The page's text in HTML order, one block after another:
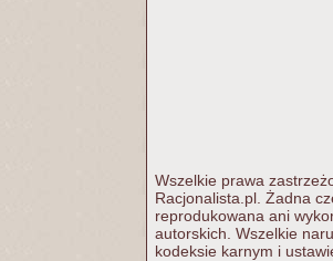
Wszelkie prawa
Racjonalista.pl. Żadna
reprodukowana ani
autorskich. Wszelkie
kodeksie karnym i